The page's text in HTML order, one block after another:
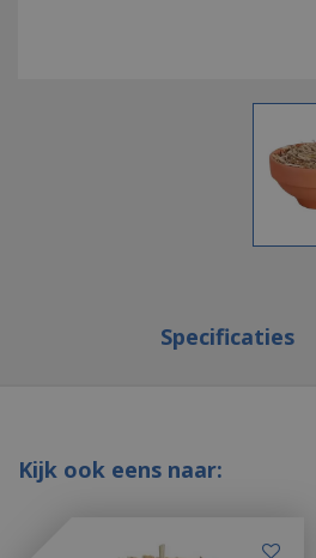
Specificaties
Kijk ook eens naar: